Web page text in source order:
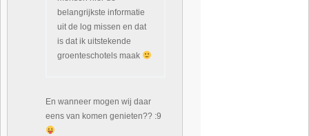
belangrijkste informatie
uit de log missen en dat
is dat ik uitstekende
groenteschotels maak
En wanneer mogen wij daar
eens van komen genieten?? :9